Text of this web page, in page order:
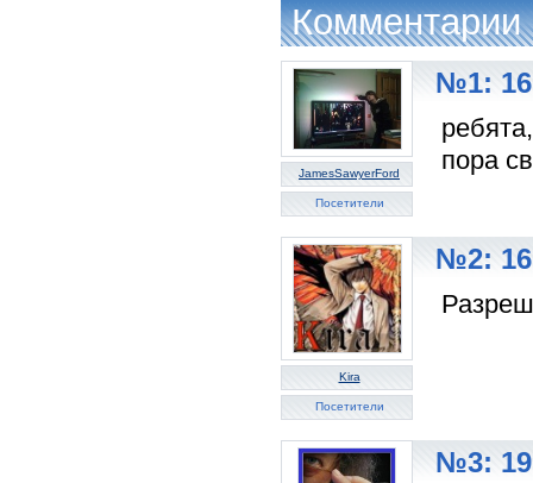
Комментарии
JamesSawyerFord
Посетители
№1: 16
пора
Kira
Посетители
№2: 16
№3: 19